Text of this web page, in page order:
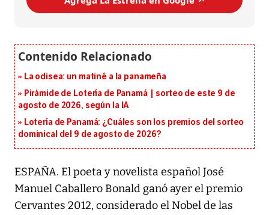
La odisea: un matiné a la panameña
Pirámide de Lotería de Panamá | sorteo de este 9 de
agosto de 2026, según la IA
Lotería de Panamá: ¿Cuáles son los premios del sorteo
dominical del 9 de agosto de 2026?
ESPAÑA. El poeta y novelista español José
Manuel Caballero Bonald ganó ayer el premio
Cervantes 2012, considerado el Nobel de las